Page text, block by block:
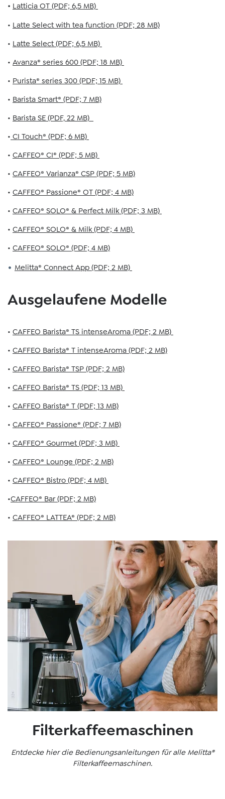
• Latticia OT (PDF; 6,5 MB)
• Latte Select with tea function (PDF; 28 MB)
• Latte Select (PDF; 6,5 MB)
• Avanza® series 600 (PDF; 18 MB)
• Purista® series 300 (PDF; 15 MB)
• Barista Smart® (PDF; 7 MB)
• Barista SE (PDF, 22 MB)
• CI Touch® (PDF; 6 MB)
• CAFFEO® CI® (PDF; 5 MB)
• CAFFEO® Varianza® CSP (PDF; 5 MB)
• CAFFEO® Passione® OT (PDF; 4 MB)
• CAFFEO® SOLO® & Perfect Milk (PDF; 3 MB)
• CAFFEO® SOLO® & Milk (PDF; 4 MB)
• CAFFEO® SOLO® (PDF; 4 MB)
• Melitta® Connect App (PDF; 2 MB)
Ausgelaufene Modelle
• CAFFEO Barista® TS intenseAroma (PDF; 2 MB)
• CAFFEO Barista® T intenseAroma (PDF; 2 MB)
• CAFFEO Barista® TSP (PDF; 2 MB)
• CAFFEO Barista® TS (PDF; 13 MB)
• CAFFEO Barista® T (PDF; 13 MB)
• CAFFEO® Passione® (PDF; 7 MB)
• CAFFEO® Gourmet (PDF; 3 MB)
• CAFFEO® Lounge (PDF; 2 MB)
• CAFFEO® Bistro (PDF; 4 MB)
•CAFFEO® Bar (PDF; 2 MB)
• CAFFEO® LATTEA® (PDF; 2 MB)
Filterkaffeemaschinen
Entdecke hier die Bedienungsanleitungen für alle Melitta®
Filterkaffeemaschinen.